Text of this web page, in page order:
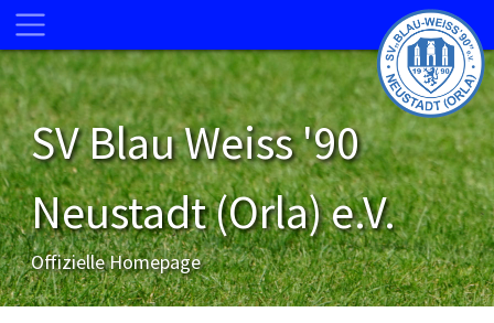
SV Blau Weiss '90
Neustadt (Orla) e.V.
Offizielle Homepage